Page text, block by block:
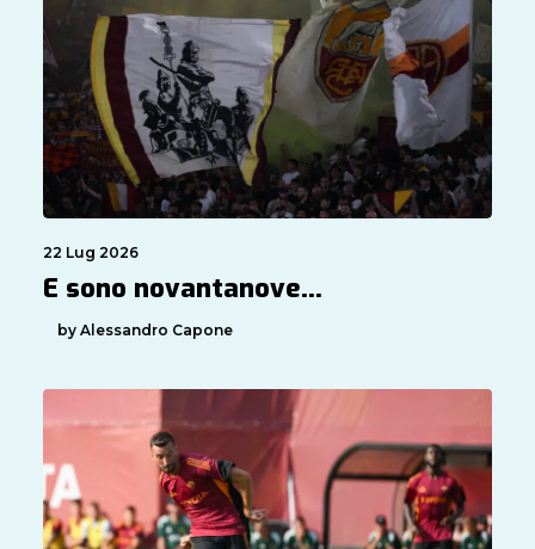
22 Lug 2026
E sono novantanove…
by Alessandro Capone